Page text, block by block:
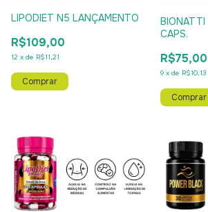
LIPODIET N5 LANÇAMENTO
R$109,00
12 x de R$11,21
CAPS.
R$75,00
9 x de R$10,13